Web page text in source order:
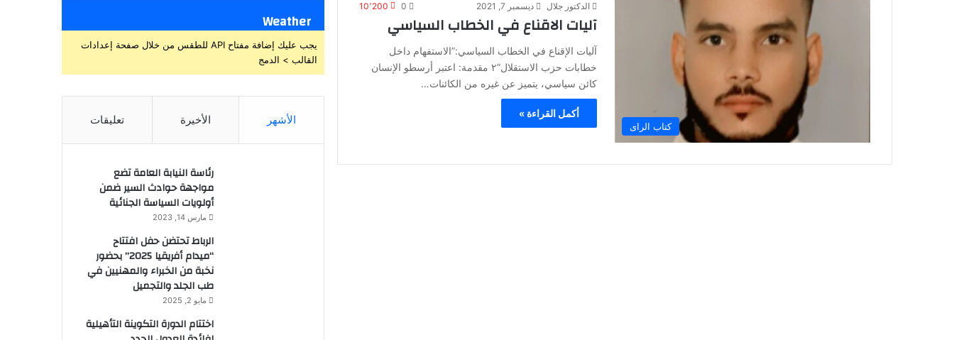
كتاب الراى
الدكتور جلال ديسمبر 7, 2021 0 10٬200
آليات الاقناع في الخطاب السياسي
آليات الإقناع في الخطاب السياسي:”الاستفهام داخل
خطابات حزب الاستقلال”٢ مقدمة: اعتبر أرسطو الإنسان
كائن سياسي، يتميز عن غيره من الكائنات…
أكمل القراءة »
Weather
يجب عليك إضافة مفتاح API للطقس من خلال صفحة إعدادات
القالب > الدمج
الأشهر الأخيرة تعليقات
رئاسة النيابة العامة تضع
مواجهة حوادث السير ضمن
أولويات السياسة الجنائية
مارس 14, 2023
الرباط تحتضن حفل افتتاح
“ميدام أفريقيا 2025” بحضور
نخبة من الخبراء والمهنيين في
طب الجلد والتجميل
مايو 2, 2025
اختتام الدورة التكوينة التأهيلية